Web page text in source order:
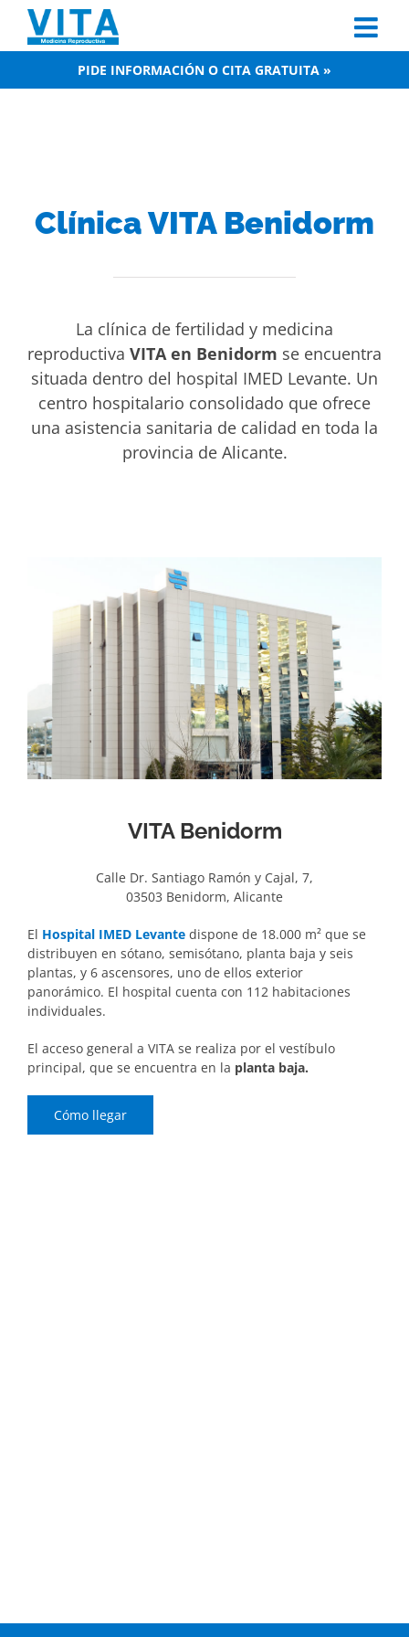
content
PIDE INFORMACIÓN O CITA GRATUITA »
Clínica VITA Benidorm
La clínica de fertilidad y medicina
reproductiva VITA en Benidorm se encuentra
situada dentro del hospital IMED Levante. Un
centro hospitalario consolidado que ofrece
una asistencia sanitaria de calidad en toda la
provincia de Alicante.
VITA Benidorm
Calle Dr. Santiago Ramón y Cajal, 7,
03503 Benidorm, Alicante
El Hospital IMED Levante dispone de 18.000 m² que se
distribuyen en sótano, semisótano, planta baja y seis
plantas, y 6 ascensores, uno de ellos exterior
panorámico. El hospital cuenta con 112 habitaciones
individuales.
El acceso general a VITA se realiza por el vestíbulo
principal, que se encuentra en la planta baja.
Cómo llegar